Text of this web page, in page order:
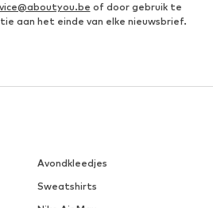
of door gebruik te
aan het einde van elke nieuwsbrief.
Avondkleedjes
Sweatshirts